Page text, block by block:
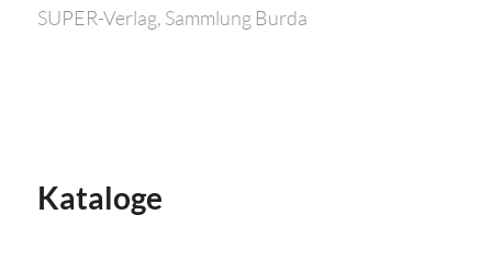
SUPER-Verlag, Sammlung Burda
Kataloge